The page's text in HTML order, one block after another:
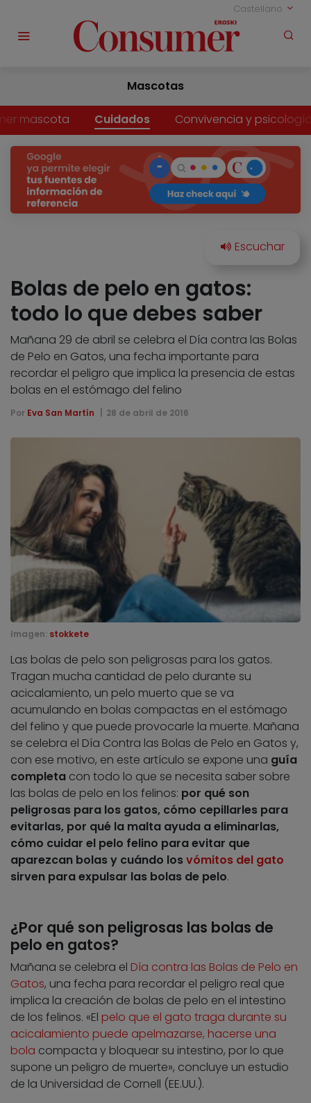
Castellano
Mascotas
mascota Cuidados Convivencia y
Bolas de pelo en gatos:
todo lo que debes saber
Mañana 29 de abril se celebra el Día contra las Bolas
de Pelo en Gatos, una fecha importante para
recordar el peligro que implica la presencia de estas
bolas en el estómago del felino
Por Eva San Martín 28 de abril de 2016
Imagen: stokkete
Las bolas de pelo son peligrosas para los gatos.
Tragan mucha cantidad de pelo durante su
acicalamiento, un pelo muerto que se va
acumulando en bolas compactas en el estómago
del felino y que puede provocarle la muerte. Mañana
se celebra el Día Contra las Bolas de Pelo en Gatos y,
con ese motivo, en este artículo se expone una guía
completa con todo lo que se necesita saber sobre
las bolas de pelo en los felinos: por qué son
peligrosas para los gatos, cómo cepillarles para
evitarlas, por qué la malta ayuda a eliminarlas,
cómo cuidar el pelo felino para evitar que
aparezcan bolas y cuándo losvómitos del gato
sirven para expulsar las bolas de pelo.
¿Por qué son peligrosas las bolas de
pelo en gatos?
Mañana se celebra el Día contra las Bolas de Pelo en
Gatos, una fecha para recordar el peligro real que
implica la creación de bolas de pelo en el intestino
de los felinos. «El pelo que el gato traga durante su
acicalamiento puede apelmazarse, hacerse una
bola compacta y bloquear su intestino, por lo que
supone un peligro de muerte», concluye un estudio
de la Universidad de Cornell (EE.UU.).